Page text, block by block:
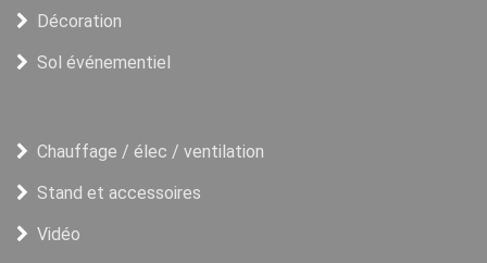
Décoration
Sol événementiel
Chauffage / élec / ventilation
Stand et accessoires
Vidéo